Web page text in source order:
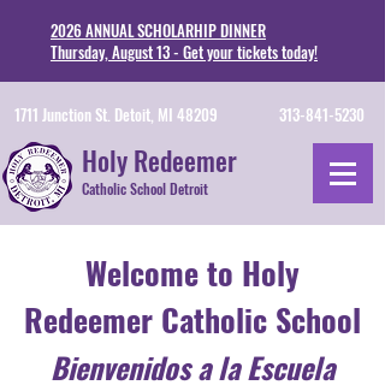
1711 Junction St. Detoit, MI 48209 313-841-5230
Holy Redeemer
Catholic School Detroit
2026 ANNUAL SCHOLARHIP DINNER
Thursday, August 13 - Get your tickets today!
Welcome to Holy
Redeemer Catholic School
Bienvenidos a la Escuela